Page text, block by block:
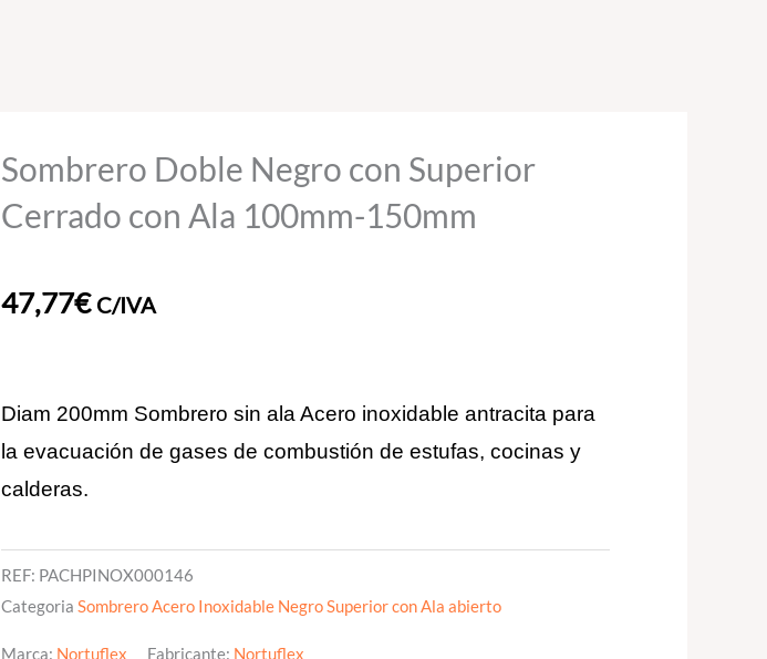
Sombrero Doble Negro con Superior
Cerrado con Ala 100mm-150mm
47,77€ C/IVA
Diam 200mm Sombrero sin ala Acero inoxidable antracita para
la evacuación de gases de combustión de estufas, cocinas y
calderas.
REF: PACHPINOX000146
Categoria Sombrero Acero Inoxidable Negro Superior con Ala abierto
Marca: Nortuflex Fabricante: Nortuflex